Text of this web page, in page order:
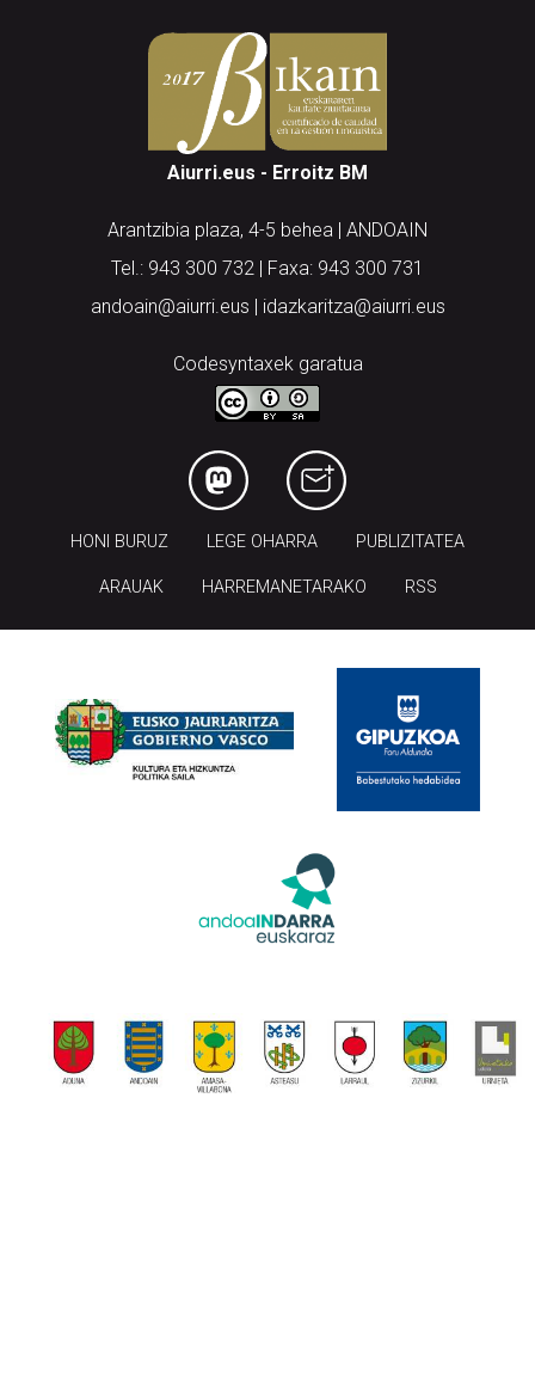
Aiurri.eus - Erroitz BM
Arantzibia plaza, 4-5 behea | ANDOAIN
Tel.: 943 300 732 | Faxa: 943 300 731
andoain@aiurri.eus | idazkaritza@aiurri.eus
Codesyntaxek garatua
HONI BURUZ LEGE OHARRA PUBLIZITATEA
ARAUAK HARREMANETARAKO RSS